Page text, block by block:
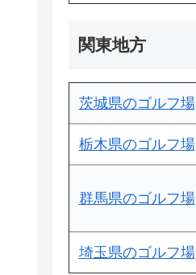
関東地方
茨城県のゴルフ場
栃木県のゴルフ場
群馬県のゴルフ場
埼玉県のゴルフ場